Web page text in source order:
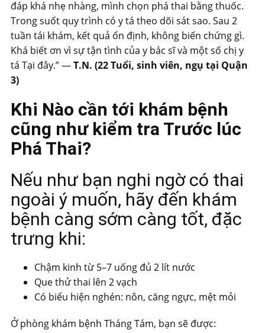
đáp khá nhẹ nhàng, mình chọn phá thai bằng thuốc.
Trong suốt quy trình có y tá theo dõi sát sao. Sau 2
tuần tái khám, kết quả ổn định, không biến chứng gì.
Khá biết ơn vì sự tận tình của y bác sĩ và một số chị y
tá Tại đây.” —T.N. (22 Tuổi, sinh viên, ngụ tại Quận
3)
Khi Nào cần tới khám bệnh
cũng như kiểm tra Trước lúc
Phá Thai?
Nếu như bạn nghi ngờ có thai
ngoài ý muốn, hãy đến khám
bệnh càng sớm càng tốt, đặc
trưng khi:
Chậm kinh từ 5–7 uống đủ 2 lít nước
Que thử thai lên 2 vạch
Có biểu hiện nghén: nôn, căng ngực, mệt mỏi
Ở phòng khám bệnh Tháng Tám, bạn sẽ được: